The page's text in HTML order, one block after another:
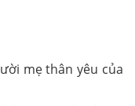
mẹ thân yêu của